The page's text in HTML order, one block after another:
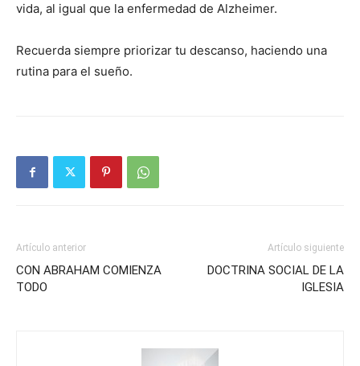
vida, al igual que la enfermedad de Alzheimer.
Recuerda siempre priorizar tu descanso, haciendo una
rutina para el sueño.
Artículo anterior
CON ABRAHAM COMIENZA
TODO
Artículo siguiente
DOCTRINA SOCIAL DE LA
IGLESIA